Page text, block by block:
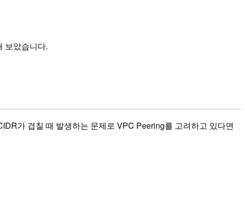
보았습니다.
가 겹칠 때 발생하는 문제로 VPC Peering를 고려하고 있다면